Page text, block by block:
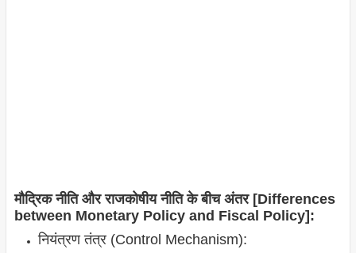
मौद्रिक नीति और राजकोषीय नीति के बीच अंतर [Differences
between Monetary Policy and Fiscal Policy]:
नियंत्रण तंत्र (Control Mechanism):